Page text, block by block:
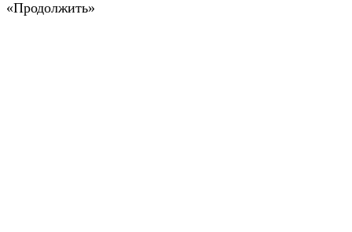
«Продолжить»